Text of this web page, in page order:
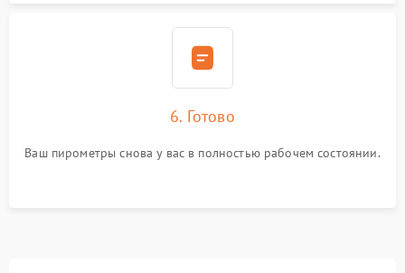
6. Готово
Ваш пирометры снова у вас в полностью рабочем состоянии.